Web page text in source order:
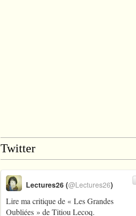
Twitter
Lire ma critique de « Les Grandes
Oubliées » de Titiou Lecoq.
Lectures26 (@Lectures26)